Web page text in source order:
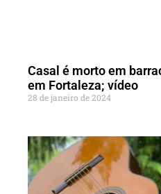
Casal é morto em
em Fortaleza; vídeo
28 de janeiro de 2024